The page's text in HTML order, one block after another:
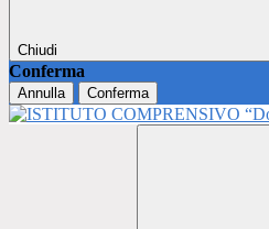
Chiudi
Conferma
Annulla Conferma